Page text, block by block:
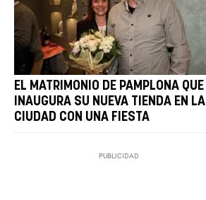
EL MATRIMONIO DE PAMPLONA QUE
INAUGURA SU NUEVA TIENDA EN LA
CIUDAD CON UNA FIESTA